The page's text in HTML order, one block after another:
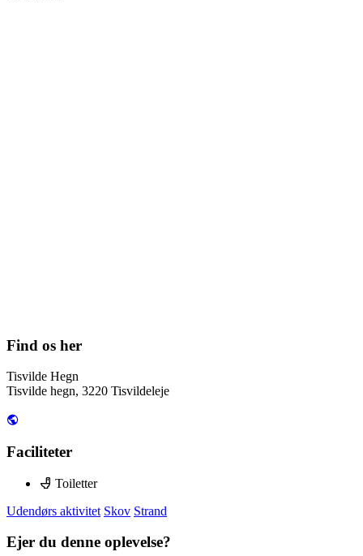
Find os her
Tisvilde Hegn
Tisvilde hegn, 3220 Tisvildeleje
Faciliteter
Toiletter
Udendørs aktivitet Skov Strand
Ejer du denne oplevelse?